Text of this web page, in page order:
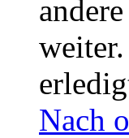
Nach